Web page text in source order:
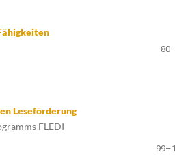
Leseförderung
FLEDI